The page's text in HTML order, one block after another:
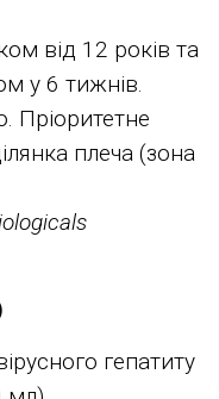
12 років та
у 6 тижнів.
Пріоритетне
плеча (зона
гепатиту